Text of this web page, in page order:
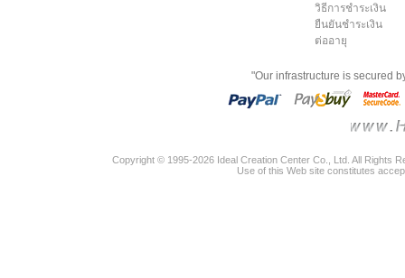
วิธีการชำระเงิน
ยืนยันชำระเงิน
ต่ออายุ
"Our infrastructure is secured
Copyright © 1995-2026 Ideal Creation Center Co., Ltd. All Rights
Use of this Web site constitutes